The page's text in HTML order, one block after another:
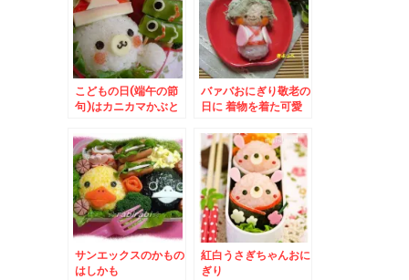
こどもの日(端午の節
句)はカニカマかぶと
バァバおにぎり敬老の
日に 着物を着た可愛
サンエックスのかもの
はしかも
紅白うさぎちゃんおに
ぎり